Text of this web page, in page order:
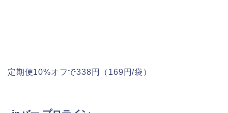
定期便10%オフで338円（169円/袋）